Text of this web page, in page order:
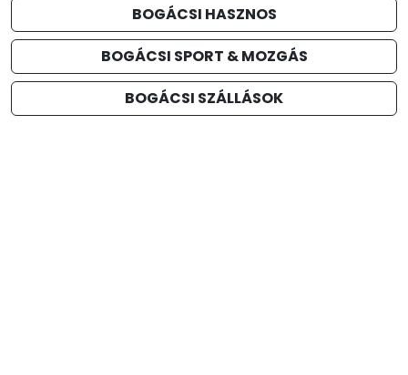
BOGÁCSI HASZNOS
BOGÁCSI SPORT & MOZGÁS
BOGÁCSI SZÁLLÁSOK